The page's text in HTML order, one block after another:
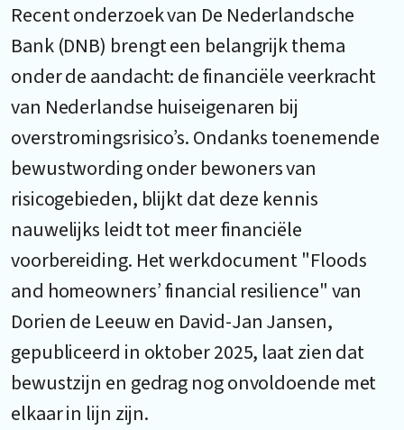
Recent onderzoek van De Nederlandsche
Bank (DNB) brengt een belangrijk thema
onder de aandacht: de financiële veerkracht
van Nederlandse huiseigenaren bij
overstromingsrisico’s. Ondanks toenemende
bewustwording onder bewoners van
risicogebieden, blijkt dat deze kennis
nauwelijks leidt tot meer financiële
voorbereiding. Het werkdocument "Floods
and homeowners’ financial resilience" van
Dorien de Leeuw en David-Jan Jansen,
gepubliceerd in oktober 2025, laat zien dat
bewustzijn en gedrag nog onvoldoende met
elkaar in lijn zijn.